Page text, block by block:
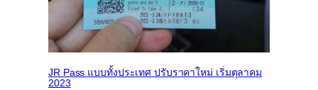
JR Pass แบบทั้งประเทศ ปรับราคาใหม่ เริ่มตุลาคม
2023